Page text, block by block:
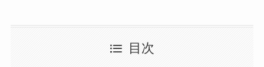
目次